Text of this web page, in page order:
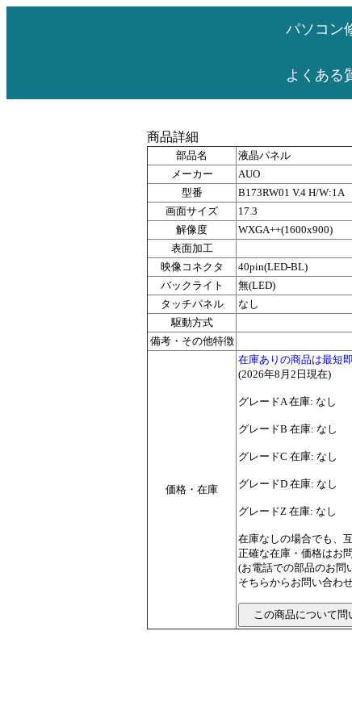
パソコン
よくある
商品詳細
部品名
液晶パネル
メーカー
AUO
型番
B173RW01 V.4 H/W:1A
画面サイズ
17.3
解像度
WXGA++(1600x900)
表面加工
映像コネクタ
40pin(LED-BL)
バックライト
無(LED)
タッチパネル
なし
駆動方式
備考・その他特徴
価格・在庫
在庫ありの商品は最短
(2026年8月2日現在)
グレードA 在庫: なし
グレードB 在庫: なし
グレードC 在庫: なし
グレードD 在庫: なし
グレードZ 在庫: なし
在庫なしの場合でも、
正確な在庫・価格はお
(お電話での部品のお問
そちらからお問い合わ